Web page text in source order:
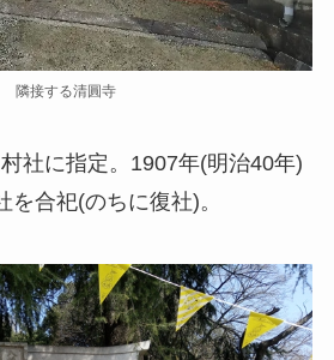
隣接する清圓寺
社に指定。1907年(明治40年)
合祀(のちに復社)。